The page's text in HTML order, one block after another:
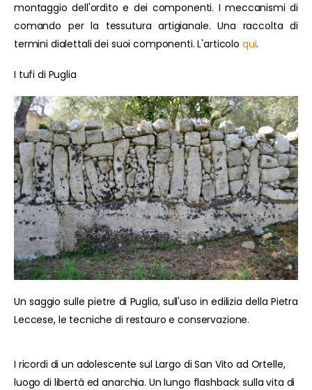
montaggio dell'ordito e dei componenti. I meccanismi di
comando per la tessutura artigianale. Una raccolta di
termini dialettali dei suoi componenti. L'articolo qui.
I tufi di Puglia
Un saggio sulle pietre di Puglia, sull'uso in edilizia della Pietra
Leccese, le tecniche di restauro e conservazione.
I ricordi di un adolescente sul Largo di San Vito ad Ortelle,
luogo di libertà ed anarchia. Un lungo flashback sulla vita di